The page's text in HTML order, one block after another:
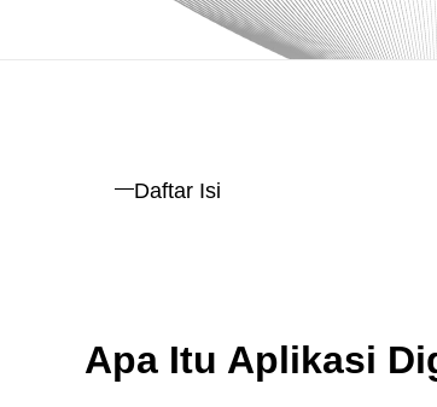
Daftar Isi
Apa Itu Aplikasi